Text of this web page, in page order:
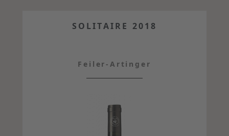
SOLITAIRE 2018
Feiler-Artinger